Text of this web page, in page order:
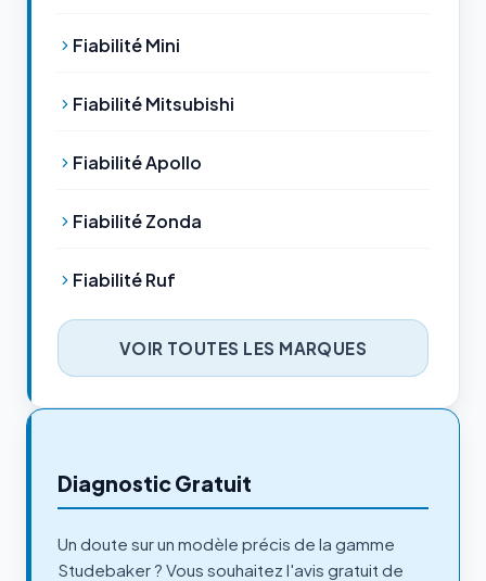
Fiabilité Mini
Fiabilité Mitsubishi
Fiabilité Apollo
Fiabilité Zonda
Fiabilité Ruf
VOIR TOUTES LES MARQUES
Diagnostic Gratuit
Un doute sur un modèle précis de la gamme
Studebaker ? Vous souhaitez l'avis gratuit de